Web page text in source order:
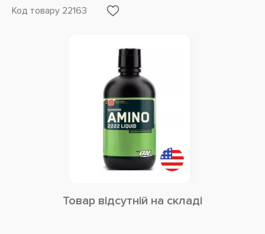
Код товару 22163
Товар відсутній на складі